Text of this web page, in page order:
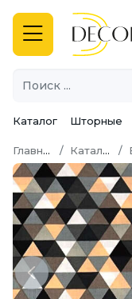
Каталог Шторные
Главная Каталог
Previous